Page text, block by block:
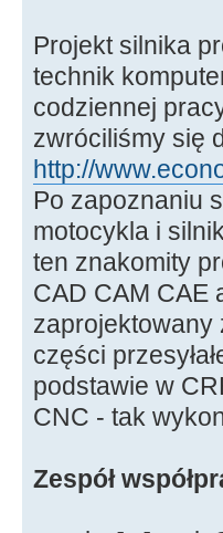
Projekt silnika
technik
codziennej
zwróciliśmy się
http://
Po zapoznaniu
motocykla i
ten znakomity
CAD CAM CAE
zaprojektowany
części
podstawie w
CNC - tak
Zespół